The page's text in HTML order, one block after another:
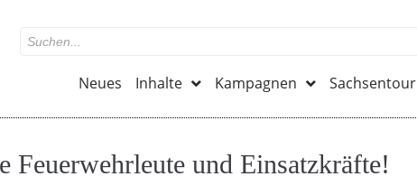
Neues Inhalte Kampagnen Sachsentour
Feuerwehrleute und Einsatzkräfte!